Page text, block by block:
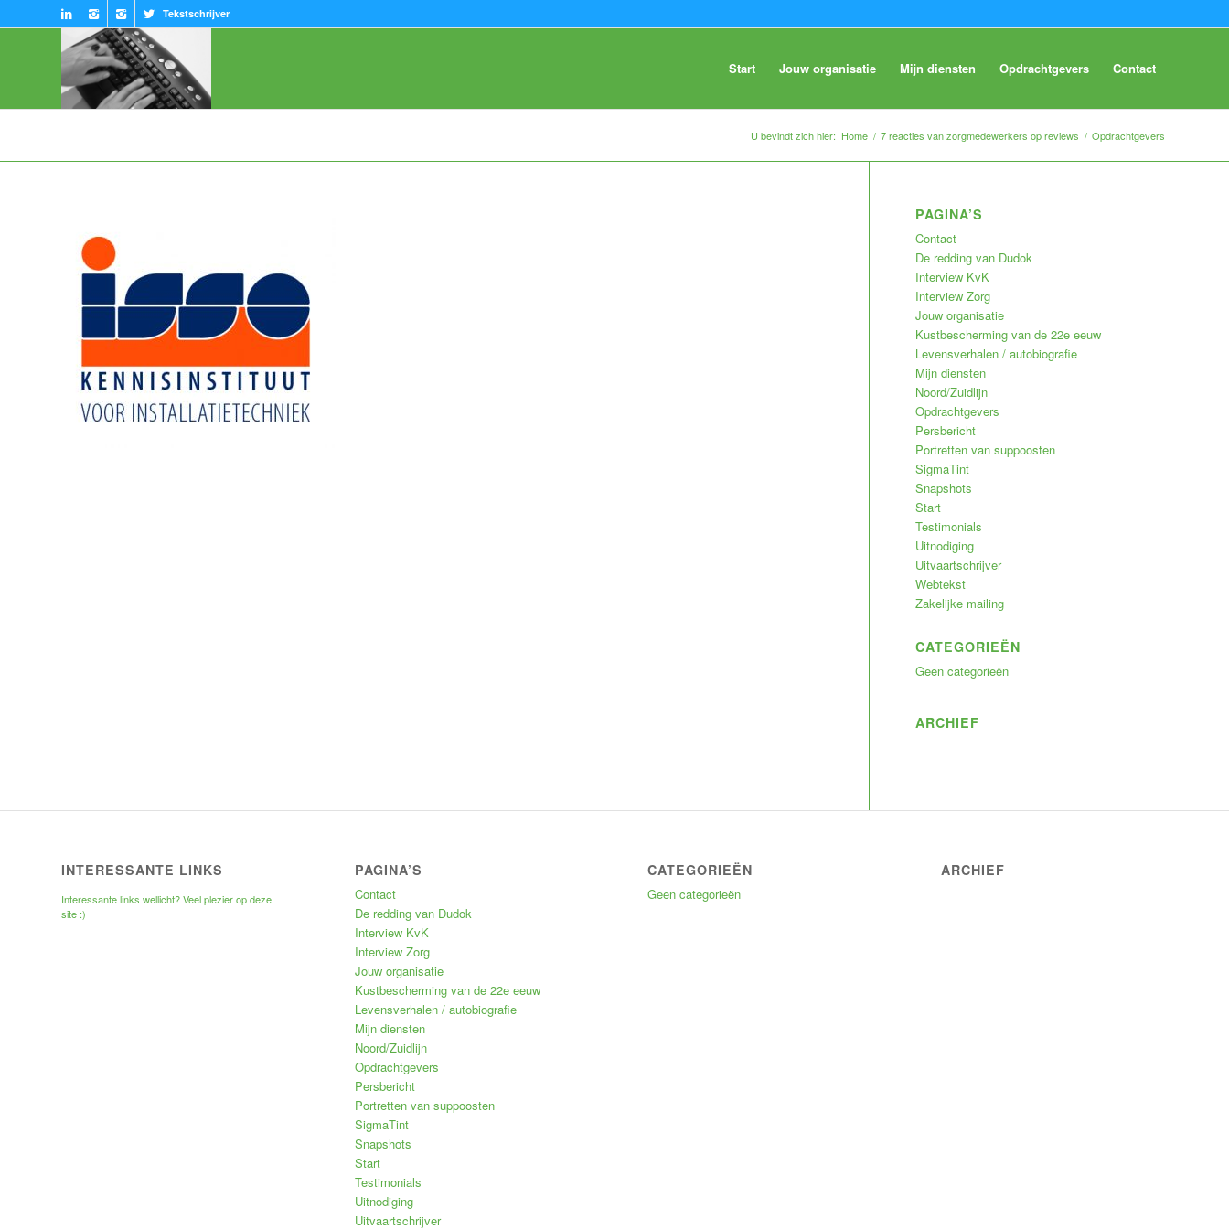
Tekstschrijver
Start Jouw organisatie Mijn diensten Opdrachtgevers Contact
U bevindt zich hier: Home / 7 reacties van zorgmedewerkers op reviews / Opdrachtgevers
PAGINA’S
Contact
De redding van Dudok
Interview KvK
Interview Zorg
Jouw organisatie
Kustbescherming van de 22e eeuw
Levensverhalen / autobiografie
Mijn diensten
Noord/Zuidlijn
Opdrachtgevers
Persbericht
Portretten van suppoosten
SigmaTint
Snapshots
Start
Testimonials
Uitnodiging
Uitvaartschrijver
Webtekst
Zakelijke mailing
CATEGORIEËN
Geen categorieën
ARCHIEF
INTERESSANTE LINKS
Interessante links wellicht? Veel plezier op deze
site :)
PAGINA’S
Contact
De redding van Dudok
Interview KvK
Interview Zorg
Jouw organisatie
Kustbescherming van de 22e eeuw
Levensverhalen / autobiografie
Mijn diensten
Noord/Zuidlijn
Opdrachtgevers
Persbericht
Portretten van suppoosten
SigmaTint
Snapshots
Start
Testimonials
Uitnodiging
Uitvaartschrijver
CATEGORIEËN
Geen categorieën
ARCHIEF